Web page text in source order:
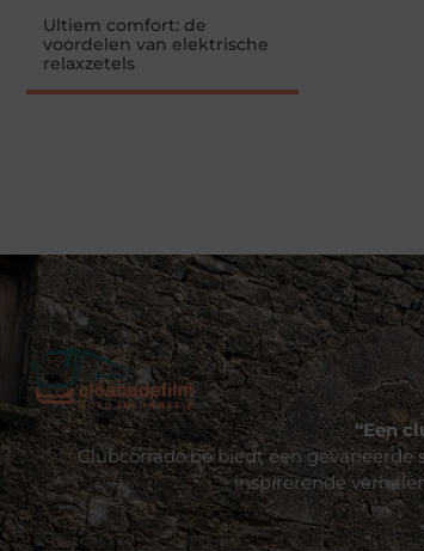
Ultiem comfort: de
voordelen van elektrische
relaxzetels
“Een
Clubcorrado.be biedt een gevarieerde
inspirerende